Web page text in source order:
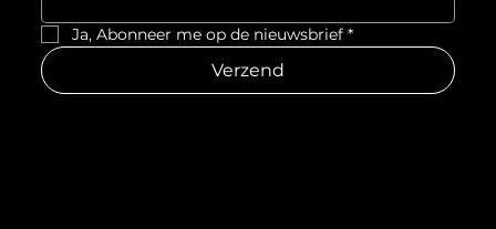
Ja, Abonneer me op de nieuwsbrief *
Verzend